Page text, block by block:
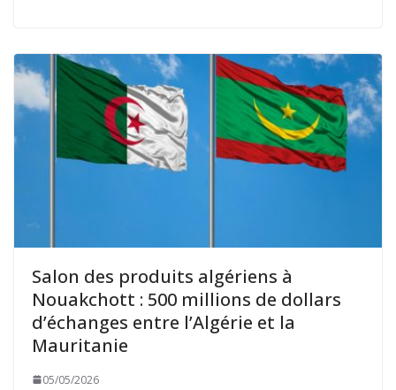
Salon des produits algériens à
Nouakchott : 500 millions de dollars
d’échanges entre l’Algérie et la
Mauritanie
05/05/2026